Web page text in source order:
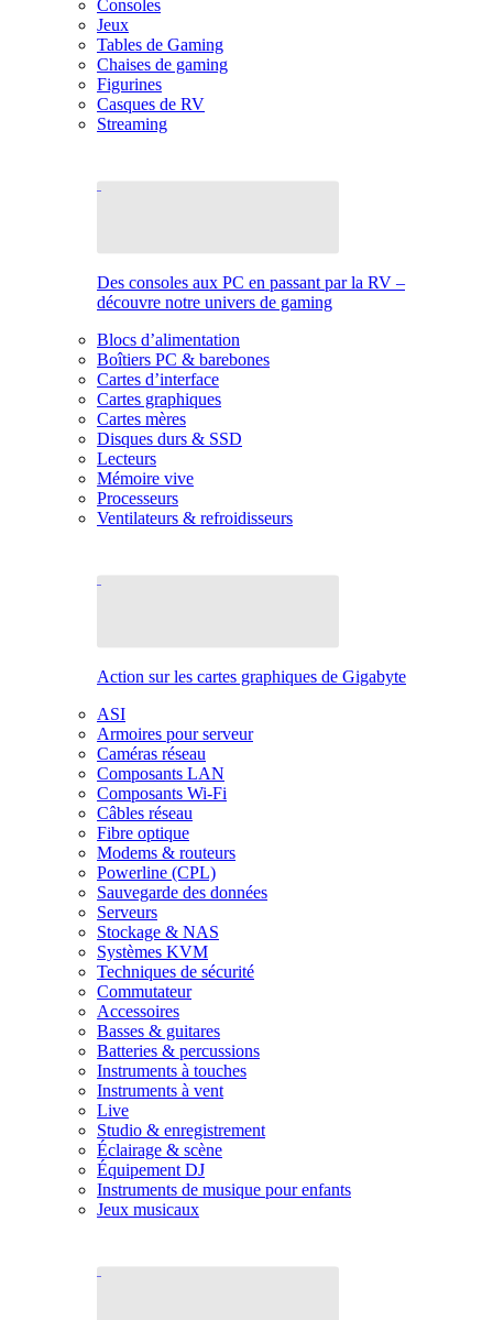
Consoles
Jeux
Tables de Gaming
Chaises de gaming
Figurines
Casques de RV
Streaming
Des consoles aux PC en passant par la RV –
découvre notre univers de gaming
Blocs d’alimentation
Boîtiers PC & barebones
Cartes d’interface
Cartes graphiques
Cartes mères
Disques durs & SSD
Lecteurs
Mémoire vive
Processeurs
Ventilateurs & refroidisseurs
Action sur les cartes graphiques de Gigabyte
ASI
Armoires pour serveur
Caméras réseau
Composants LAN
Composants Wi-Fi
Câbles réseau
Fibre optique
Modems & routeurs
Powerline (CPL)
Sauvegarde des données
Serveurs
Stockage & NAS
Systèmes KVM
Techniques de sécurité
Commutateur
Accessoires
Basses & guitares
Batteries & percussions
Instruments à touches
Instruments à vent
Live
Studio & enregistrement
Éclairage & scène
Équipement DJ
Instruments de musique pour enfants
Jeux musicaux